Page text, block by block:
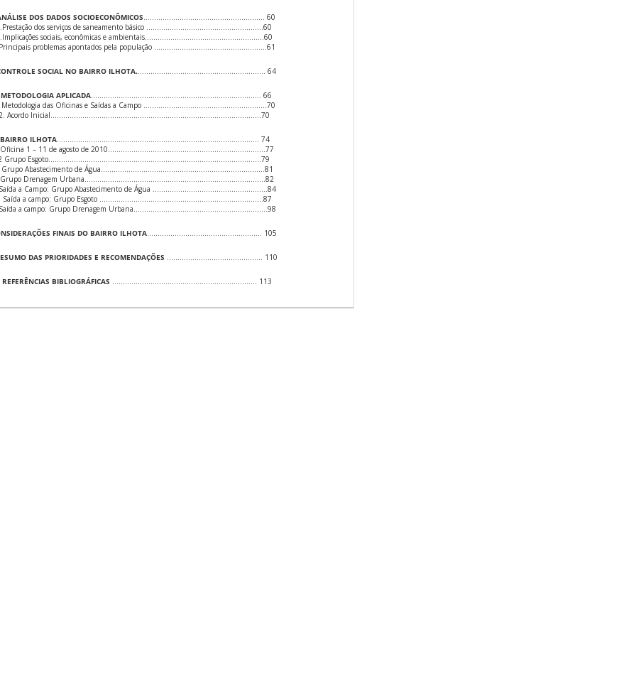
DOS DADOS SOCIOECONÔMICOS………………………………………………… 60
dos serviços de saneamento básico ……………………………………………….60
sociais, econômicas e ambientais………………………………………………..60
problemas apontados pela população ……………………………………………..61
SOCIAL NO BAIRRO ILHOTA.…………………………………………………… 64
APLICADA…………………………………………………………………….. 66
Metodologia das Oficinas e Saídas a Campo ………………………………………………….70
Acordo Inicial………………………………………………………………………………………70
ILHOTA………………………………………………………………………………….. 74
Oficina 1 – 11 de agosto de 2010………………………………………………………………..77
Grupo Esgoto……………………………………………………………………………………….79
Grupo Abastecimento de Água…………………………………………………………………..81
Grupo Drenagem Urbana………………………………………………………………………….82
a Campo: Grupo Abastecimento de Água ………………………………………………84
Saída a campo: Grupo Esgoto …………………………………………………………………..87
a campo: Grupo Drenagem Urbana………………………………………………………98
FINAIS DO BAIRRO ILHOTA……………………………………………… 105
DAS PRIORIDADES E RECOMENDAÇÕES ……………………………………… 110
BIBLIOGRÁFICAS ………………………………………………………….. 113